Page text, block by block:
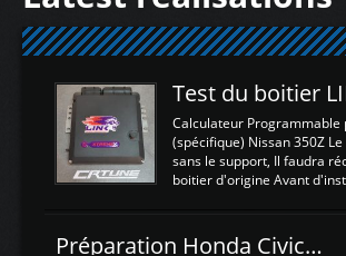
Calculateur Programmable
(spécifique) Nissan 350Z
sans le support, Il faudra
boitier d'origine Avant
d'envoyer l'information de
Préparation Honda Civic Type R FK2